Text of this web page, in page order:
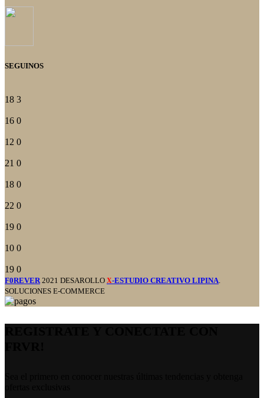
SEGUINOS
18 3
16 0
12 0
21 0
18 0
22 0
19 0
10 0
19 0
F0REVER 2021 DESAROLLO X-ESTUDIO CREATIVO LIPINA
SOLUCIONES E-COMMERCE